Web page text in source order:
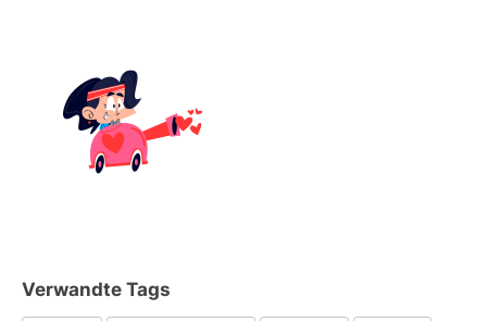
Verwandte Tags